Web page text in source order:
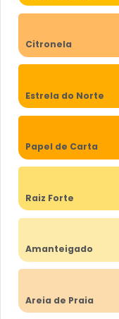
Citronela
Estrela do Norte
Papel de Carta
Raiz Forte
Amanteigado
Areia de Praia